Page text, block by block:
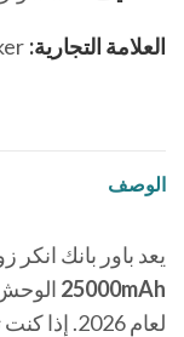
العلامة التجارية:
الوصف
يعد باور بانك انكر
25000mAh
لعام 2026.